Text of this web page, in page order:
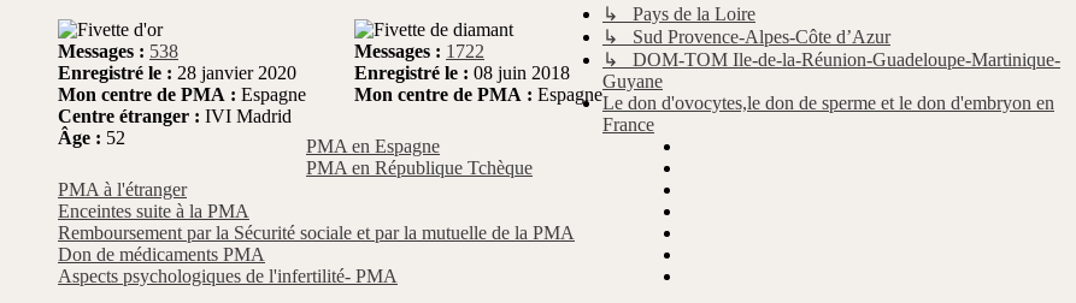
Messages : 538
Enregistré le : 28 janvier 2020
Mon centre de PMA : Espagne
Centre étranger : IVI Madrid
Âge : 52
Messages : 1722
Enregistré le : 08 juin 2018
Mon centre de PMA : Espagne
↳ Pays de la Loire
↳ Sud Provence-Alpes-Côte d’Azur
↳ DOM-TOM Ile-de-la-Réunion-Guadeloupe-Martinique-
Guyane
Le don d'ovocytes,le don de sperme et le don d'embryon en
France
PMA en Espagne
PMA en République Tchèque
PMA à l'étranger
Enceintes suite à la PMA
Remboursement par la Sécurité sociale et par la mutuelle de la PMA
Don de médicaments PMA
Aspects psychologiques de l'infertilité- PMA